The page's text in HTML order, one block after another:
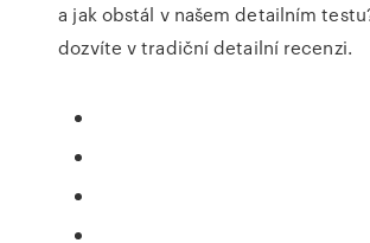
a jak obstál v našem detailním
dozvíte v tradiční detailní recenzi.